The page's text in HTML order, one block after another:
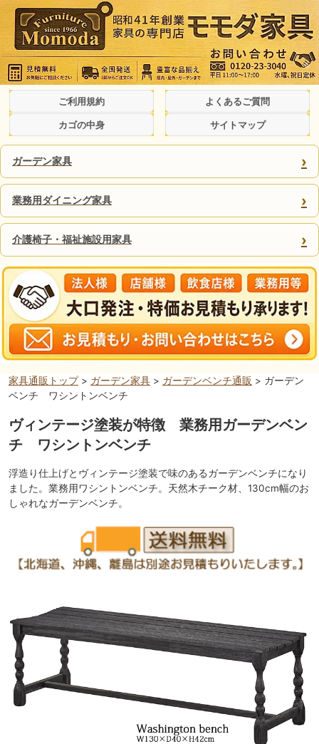
ご利用規約 よくあるご質問
カゴの中身 サイトマップ
ガーデン家具 ›
業務用ダイニング家具 ›
介護椅子・福祉施設用家具 ›
家具通販トップ> ガーデン家具 > ガーデンベンチ通販 > ガーデン
ベンチ ワシントンベンチ
ヴィンテージ塗装が特徴 業務用ガーデンベン
チ ワシントンベンチ
浮造り仕上げとヴィンテージ塗装で味のあるガーデンベンチになり
ました。業務用ワシントンベンチ。天然木チーク材、130cm幅のお
しゃれなガーデンベンチ。